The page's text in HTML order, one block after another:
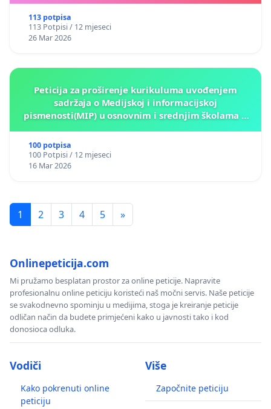
113 potpisa
113 Potpisi / 12 mjeseci
26 Mar 2026
Peticija za proširenje kurikuluma uvođenjem
sadržaja o Medijskoj i informacijskoj
pismenosti(MIP) u osnovnim i srednjim školama u
100 potpisa
100 Potpisi / 12 mjeseci
16 Mar 2026
1 2 3 4 5 »
Onlinepeticija.com
Mi pružamo besplatan prostor za online peticije. Napravite
profesionalnu online peticiju koristeći naš močni servis. Naše peticije
se svakodnevno spominju u medijima, stoga je kreiranje peticije
odličan način da budete primjećeni kako u javnosti tako i kod
donosioca odluka.
Vodiči
Kako pokrenuti online
peticiju
Više
Započnite peticiju